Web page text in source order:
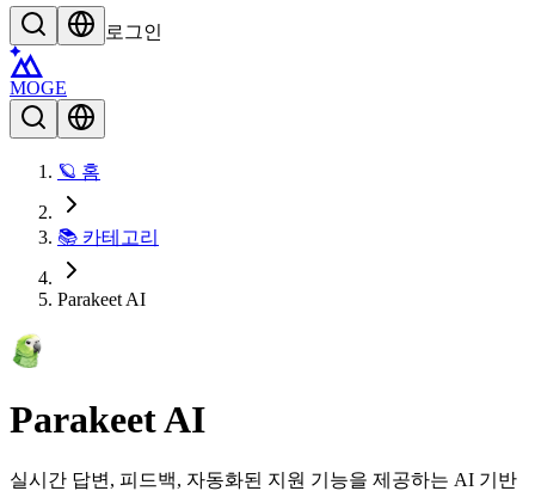
로그인
MOGE
🪐 홈
📚 카테고리
Parakeet AI
Parakeet AI
실시간 답변, 피드백, 자동화된 지원 기능을 제공하는 AI 기반